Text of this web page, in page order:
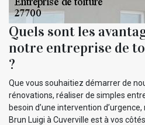
Quels sont les
notre entreprise de
?
Que vous souhaitiez démarrer de
rénovations, réaliser de simples
besoin d’une intervention
Brun Luigi à Cuverville est à vos